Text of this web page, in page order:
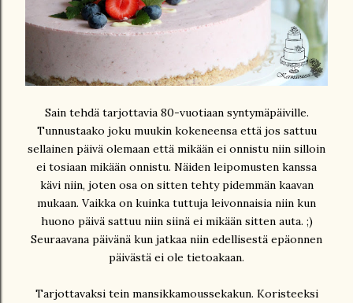
Sain tehdä tarjottavia 80-vuotiaan syntymäpäiville.
Tunnustaako joku muukin kokeneensa että jos sattuu
sellainen päivä olemaan että mikään ei onnistu niin silloin
ei tosiaan mikään onnistu. Näiden leipomusten kanssa
kävi niin, joten osa on sitten tehty pidemmän kaavan
mukaan. Vaikka on kuinka tuttuja leivonnaisia niin kun
huono päivä sattuu niin siinä ei mikään sitten auta. ;)
Seuraavana päivänä kun jatkaa niin edellisestä epäonnen
päivästä ei ole tietoakaan.
Tarjottavaksi tein mansikkamoussekakun. Koristeeksi